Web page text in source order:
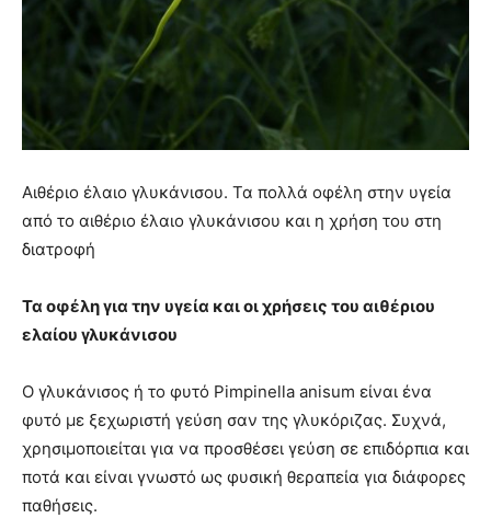
Αιθέριο έλαιο γλυκάνισου. Τα πολλά οφέλη στην υγεία
από το αιθέριο έλαιο γλυκάνισου και η χρήση του στη
διατροφή
Τα οφέλη για την υγεία και οι χρήσεις του αιθέριου
ελαίου γλυκάνισου
Ο γλυκάνισος ή το φυτό Pimpinella anisum είναι ένα
φυτό με ξεχωριστή γεύση σαν της γλυκόριζας. Συχνά,
χρησιμοποιείται για να προσθέσει γεύση σε επιδόρπια και
ποτά και είναι γνωστό ως φυσική θεραπεία για διάφορες
παθήσεις.